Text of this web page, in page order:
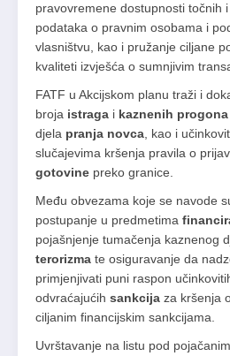
pravovremene dostupnosti točnih
podataka o pravnim osobama i
vlasništvu, kao i pružanje ciljane
kvaliteti izvješća o sumnjivim
FATF u Akcijskom planu traži i
broja istraga i kaznenih progona
djela pranja novca , kao i
slučajevima kršenja pravila o
gotovine preko granice.
Među obvezama koje se navode
postupanje u predmetima
pojašnjenje tumačenja kaznenog
terorizma te osiguravanje da
primjenjivati puni raspon
odvraćajućih sankcija za kršenja
ciljanim financijskim sankcijama.
Uvrštavanje na listu pod